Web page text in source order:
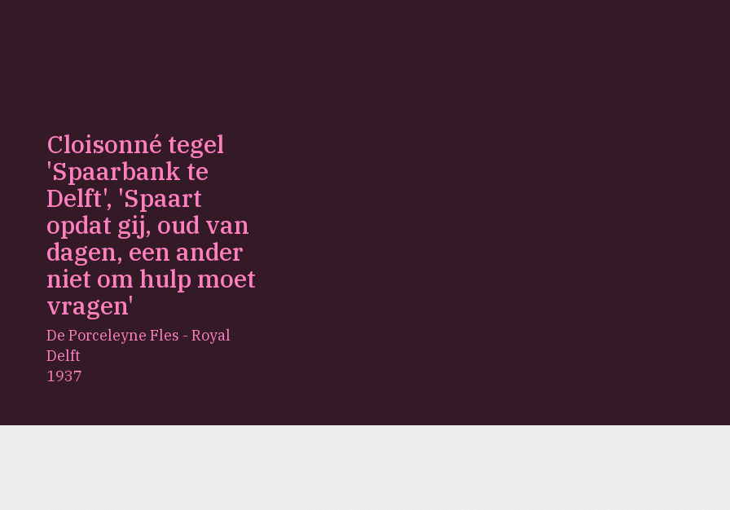
Cloisonné tegel
'Spaarbank te
Delft', 'Spaart
opdat gij, oud van
dagen, een ander
niet om hulp moet
vragen'
De Porceleyne Fles - Royal
Delft
1937